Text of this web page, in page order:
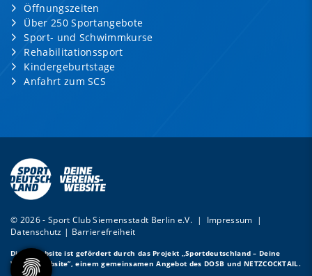
Öffnungszeiten
Über 250 Sportangebote
Sport- und Schwimmkurse
Rehabilitationssport
Kindergeburtstage
Anfahrt zum SCS
© 2026 - Sport Club Siemensstadt Berlin e.V. | Impressum |
Datenschutz | Barrierefreiheit
Diese Website ist gefördert durch das Projekt „Sportdeutschland – Deine
Vereinswebsite”, einem gemeinsamen Angebot des DOSB und NETZCOCKTAIL.